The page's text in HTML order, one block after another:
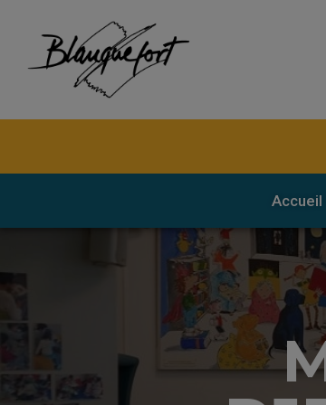
Accueil